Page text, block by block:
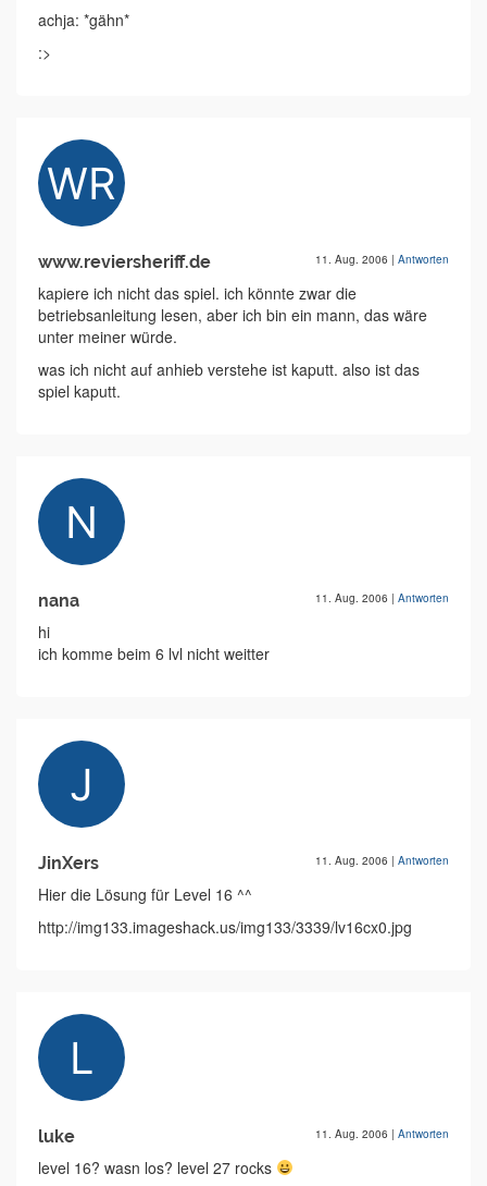
achja: *gähn*
:>
www.reviersheriff.de 11. Aug. 2006 | Antworten
kapiere ich nicht das spiel. ich könnte zwar die
betriebsanleitung lesen, aber ich bin ein mann, das wäre
unter meiner würde.
was ich nicht auf anhieb verstehe ist kaputt. also ist das
spiel kaputt.
nana 11. Aug. 2006 | Antworten
hi
ich komme beim 6 lvl nicht weitter
JinXers 11. Aug. 2006 | Antworten
Hier die Lösung für Level 16 ^^
http://img133.imageshack.us/img133/3339/lv16cx0.jpg
luke 11. Aug. 2006 | Antworten
level 16? wasn los? level 27 rocks